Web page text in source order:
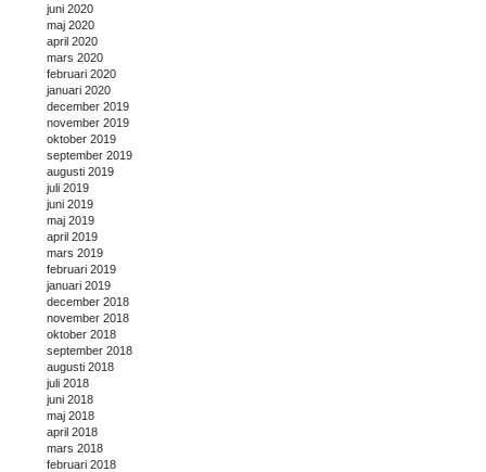
juni 2020
maj 2020
april 2020
mars 2020
februari 2020
januari 2020
december 2019
november 2019
oktober 2019
september 2019
augusti 2019
juli 2019
juni 2019
maj 2019
april 2019
mars 2019
februari 2019
januari 2019
december 2018
november 2018
oktober 2018
september 2018
augusti 2018
juli 2018
juni 2018
maj 2018
april 2018
mars 2018
februari 2018